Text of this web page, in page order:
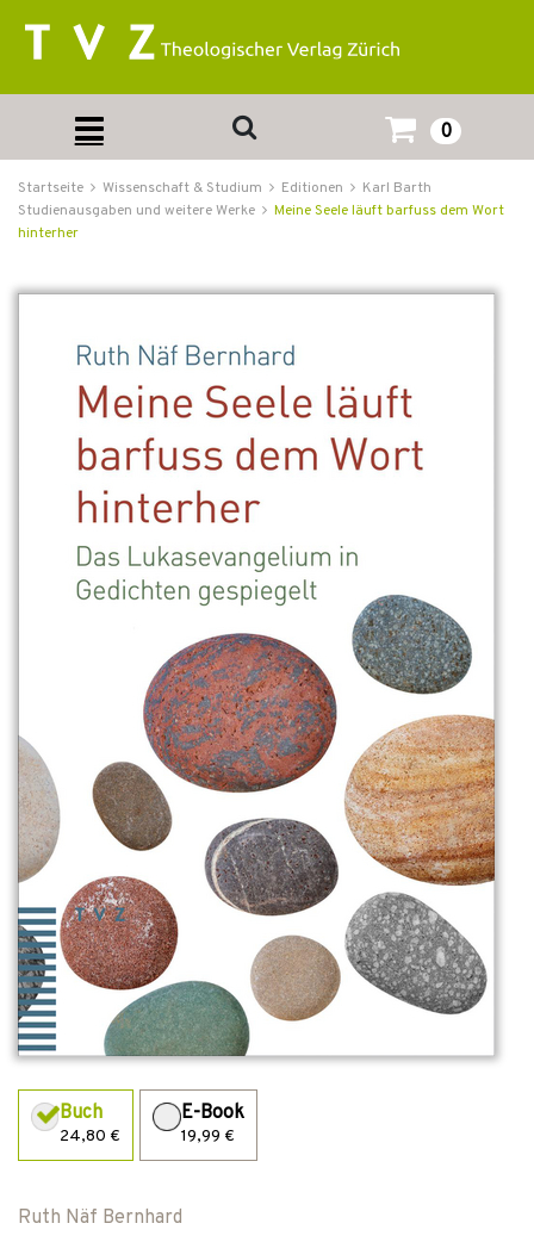
0
Startseite Wissenschaft & Studium Editionen
Karl Barth
Studienausgaben und weitere Werke
Meine Seele läuft barfuss dem Wort
hinterher
Buch
24,80 €
E-Book
19,99 €
Ruth Näf Bernhard